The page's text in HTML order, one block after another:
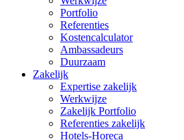
Portfolio
Referenties
Kostencalculator
Ambassadeurs
Duurzaam
Zakelijk
Expertise zakelijk
Werkwijze
Zakelijk Portfolio
Referenties zakelijk
Hotels-Horeca